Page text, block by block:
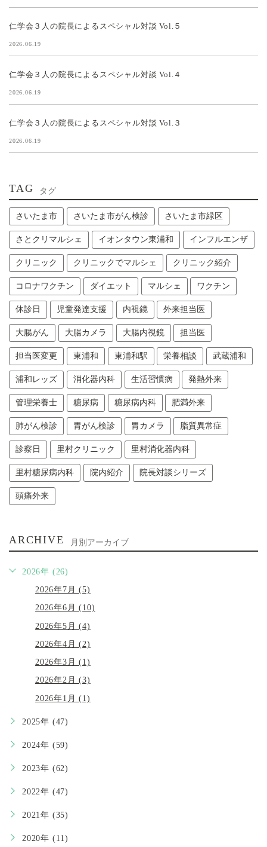
仁学会３人の院長によるスペシャル対談 Vol.５
2026.06.19
仁学会３人の院長によるスペシャル対談 Vol.４
2026.06.19
仁学会３人の院長によるスペシャル対談 Vol.３
2026.06.19
TAG タグ
さいたま市 さいたま市がん検診 さいたま市緑区
さとクリマルシェ イオンタウン東浦和 インフルエンザ
クリニック クリニックでマルシェ クリニック紹介
コロナワクチン ダイエット マルシェ ワクチン
休診日 児童発達支援 内視鏡 外来担当医
大腸がん 大腸カメラ 大腸内視鏡 担当医
担当医変更 東浦和 東浦和駅 栄養相談 武蔵浦和
浦和レッズ 消化器内科 生活習慣病 発熱外来
管理栄養士 糖尿病 糖尿病内科 肥満外来
肺がん検診 胃がん検診 胃カメラ 脂質異常症
診察日 里村クリニック 里村消化器内科
里村糖尿病内科 院内紹介 院長対談シリーズ
頭痛外来
ARCHIVE 月別アーカイブ
2026年 (26)
2026年7月 (5)
2026年6月 (10)
2026年5月 (4)
2026年4月 (2)
2026年3月 (1)
2026年2月 (3)
2026年1月 (1)
2025年 (47)
2024年 (59)
2023年 (62)
2022年 (47)
2021年 (35)
2020年 (11)